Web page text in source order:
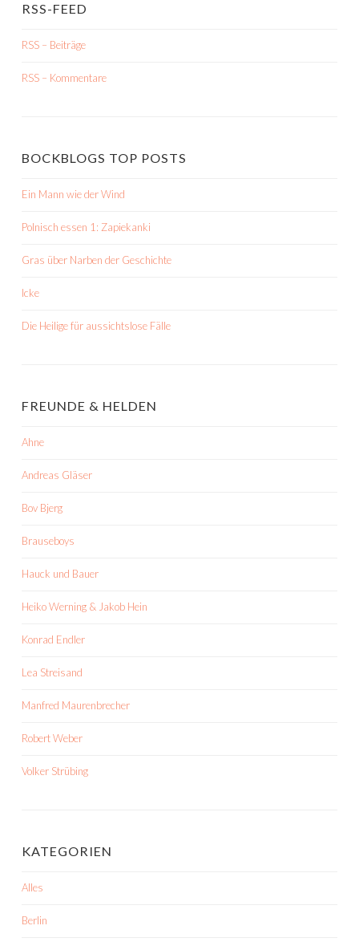
RSS-FEED
RSS – Beiträge
RSS – Kommentare
BOCKBLOGS TOP POSTS
Ein Mann wie der Wind
Polnisch essen 1: Zapiekanki
Gras über Narben der Geschichte
Icke
Die Heilige für aussichtslose Fälle
FREUNDE & HELDEN
Ahne
Andreas Gläser
Bov Bjerg
Brauseboys
Hauck und Bauer
Heiko Werning & Jakob Hein
Konrad Endler
Lea Streisand
Manfred Maurenbrecher
Robert Weber
Volker Strübing
KATEGORIEN
Alles
Berlin